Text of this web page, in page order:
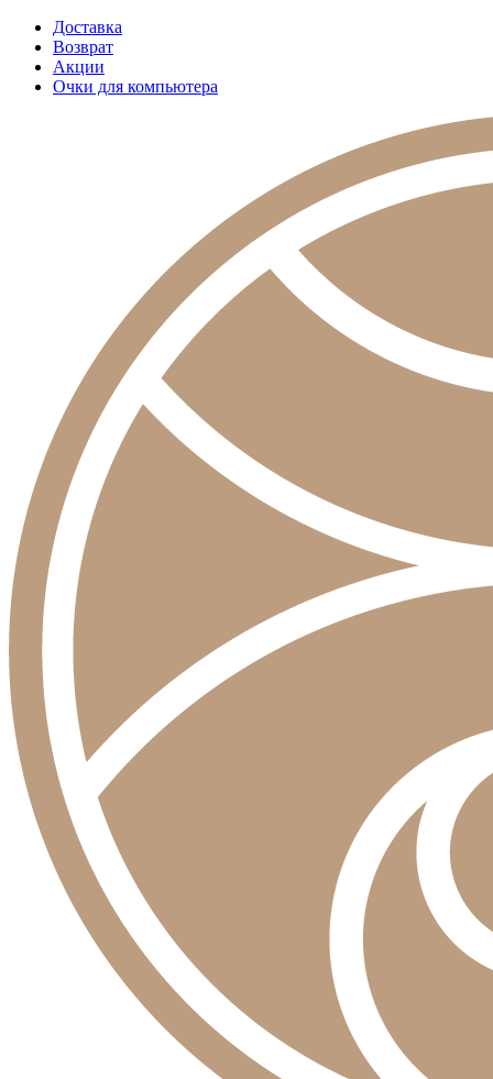
Доставка
Возврат
Акции
Очки для компьютера